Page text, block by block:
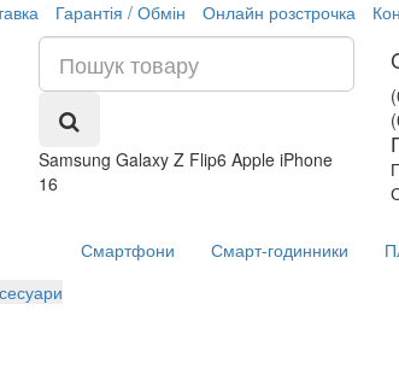
Гарантія / Обмін Онлайн розстрочка
Samsung Galaxy Z Flip6 Apple iPhone
16
Смартфони Смарт-годинники